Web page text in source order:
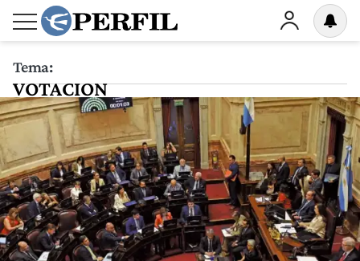
Tema:
VOTACION